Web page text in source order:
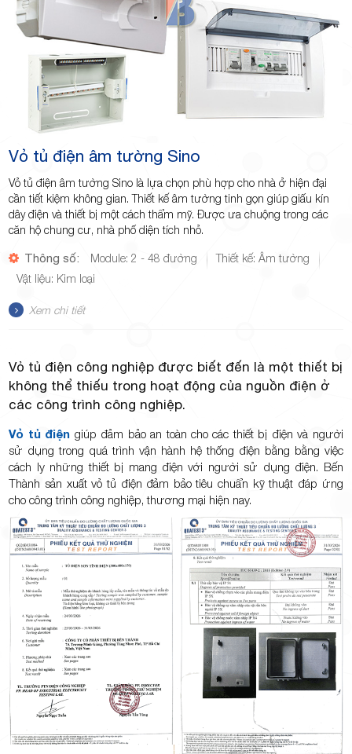
Vỏ tủ điện âm tường Sino
Vỏ tủ điện âm tường Sino là lựa chọn phù hợp cho nhà ở hiện đại
cần tiết kiệm không gian. Thiết kế âm tường tinh gọn giúp giấu kín
dây điện và thiết bị một cách thẩm mỹ. Được ưa chuộng trong các
căn hộ chung cư, nhà phố diện tích nhỏ.
Thông số: Module: 2 - 48 đường
Thiết kế: Âm tường
Vật liệu: Kim loại
Xem chi tiết
Vỏ tủ điện công nghiệp được biết đến là một thiết bị
không thể thiếu trong hoạt động của nguồn điện ở
các công trình công nghiệp.
Vỏ tủ điện giúp đảm bảo an toàn cho các thiết bị điện và người
sử dụng trong quá trình vận hành hệ thống điện bằng bằng việc
cách ly những thiết bị mang điện với người sử dụng điện. Bến
Thành sản xuất vỏ tủ điện đảm bảo tiêu chuẩn kỹ thuật đáp ứng
cho công trình công nghiệp, thương mại hiện nay.